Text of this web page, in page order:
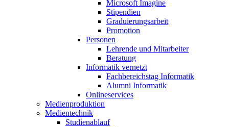
Microsoft Imagine
Stipendien
Graduierungsarbeit
Promotion
Personen
Lehrende und Mitarbeiter
Beratung
Informatik vernetzt
Fachbereichstag Informatik
Alumni Informatik
Onlineservices
Medienproduktion
Medientechnik
Studienablauf